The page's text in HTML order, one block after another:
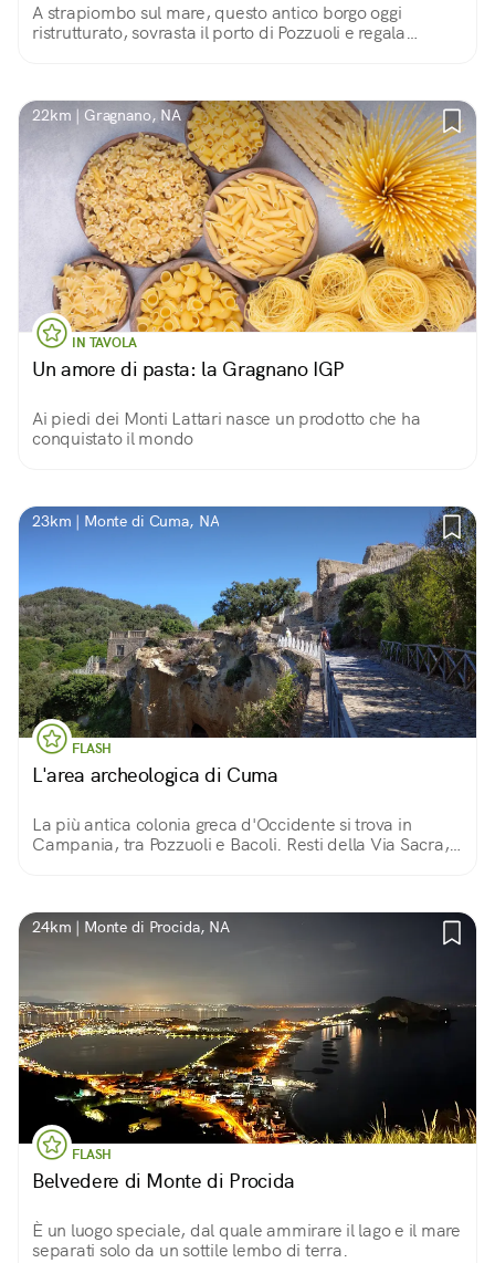
A strapiombo sul mare, questo antico borgo oggi
ristrutturato, sovrasta il porto di Pozzuoli e regala
22km | Gragnano, NA
IN TAVOLA
Un amore di pasta: la Gragnano IGP
Ai piedi dei Monti Lattari nasce un prodotto che ha
conquistato il mondo
23km | Monte di Cuma, NA
FLASH
L'area archeologica di Cuma
La più antica colonia greca d'Occidente si trova in
Campania, tra Pozzuoli e Bacoli. Resti della Via Sacra,
24km | Monte di Procida, NA
FLASH
Belvedere di Monte di Procida
È un luogo speciale, dal quale ammirare il lago e il mare
separati solo da un sottile lembo di terra.